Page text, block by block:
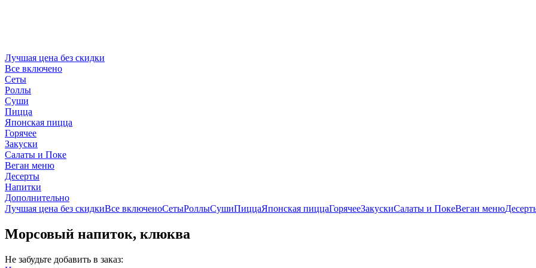
Лучшая цена без скидки
Все включено
Сеты
Роллы
Суши
Пицца
Японская пицца
Горячее
Закуски
Салаты и Поке
Веган меню
Десерты
Напитки
Дополнительно
Лучшая цена без скидкиВсе включеноСетыРоллыСушиПиццаЯпонская пиццаГорячееЗакускиСалаты и ПокеВеган меню
Морсовый напиток, клюква
Не забудьте добавить в заказ: